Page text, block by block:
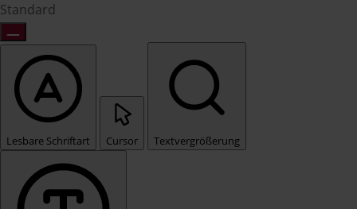
Standard
Lesbare Schriftart Cursor Textvergrößerung